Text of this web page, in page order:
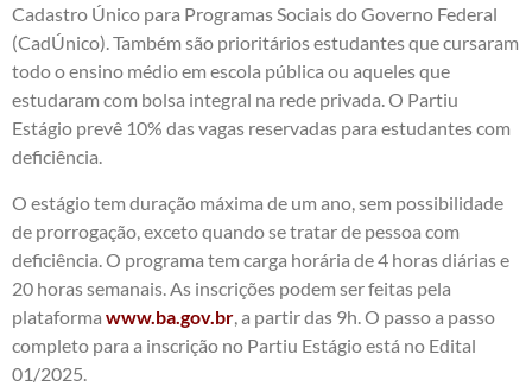
Cadastro Único para Programas Sociais do Governo Federal
(CadÚnico). Também são prioritários estudantes que cursaram
todo o ensino médio em escola pública ou aqueles que
estudaram com bolsa integral na rede privada. O Partiu
Estágio prevê 10% das vagas reservadas para estudantes com
deficiência.
O estágio tem duração máxima de um ano, sem possibilidade
de prorrogação, exceto quando se tratar de pessoa com
deficiência. O programa tem carga horária de 4 horas diárias e
20 horas semanais. As inscrições podem ser feitas pela
plataforma www.ba.gov.br , a partir das 9h. O passo a passo
completo para a inscrição no Partiu Estágio está no Edital
01/2025.